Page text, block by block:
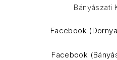
Bányászati
Facebook
Facebook